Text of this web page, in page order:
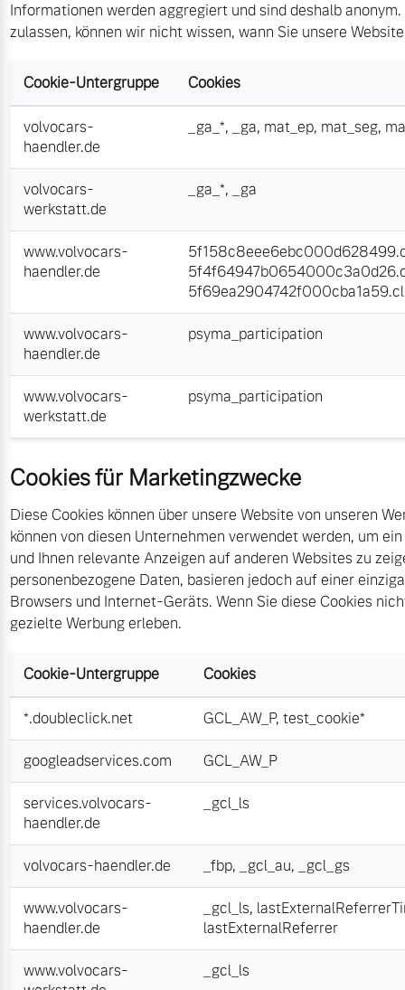
Informationen werden aggregiert und sind deshalb
zulassen, können wir nicht wissen, wann Sie unsere
Cookie-Untergruppe Cookies
volvocars-
haendler.de
_ga_*, _ga, mat_ep, mat_seg,
volvocars-
werkstatt.de
_ga_*, _ga
www.volvocars-
haendler.de
www.volvocars-
haendler.de
psyma_participation
www.volvocars-
werkstatt.de
psyma_participation
Cookies für Marketingzwecke
Diese Cookies können über unsere Website von unseren
können von diesen Unternehmen verwendet werden, um
und Ihnen relevante Anzeigen auf anderen Websites zu
personenbezogene Daten, basieren jedoch auf einer
Browsers und Internet-Geräts. Wenn Sie diese Cookies
gezielte Werbung erleben.
Cookie-Untergruppe Cookies
*.doubleclick.net GCL_AW_P,test_cookie*
googleadservices.com GCL_AW_P
services.volvocars-
haendler.de
_gcl_ls
volvocars-haendler.de _fbp, _gcl_au, _gcl_gs
www.volvocars-
haendler.de
_gcl_ls,
lastExternalReferrer
www.volvocars-
_gcl_ls